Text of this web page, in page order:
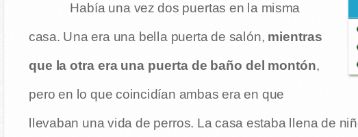
Había una vez dos puertas en la misma
casa. Una era una bella puerta de salón, mientras
que la otra era una puerta de baño del montón,
pero en lo que coincidían ambas era en que
llevaban una vida de perros. La casa estaba llena de